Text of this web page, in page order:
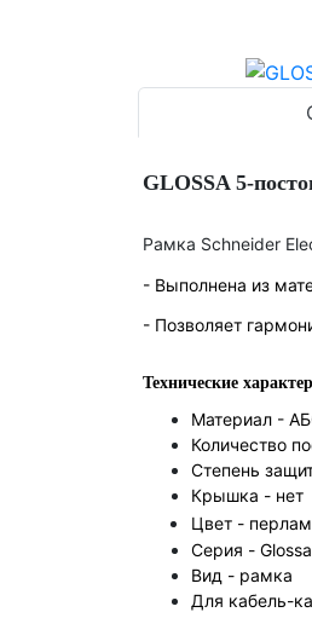
GLOSSA 5-
Рамка Schneider
- Выполнена из
- Позволяет
Технические
Материал -
Количество
Степень
Крышка - нет
Цвет -
Серия - Glossa
Вид - рамка
Для кабель-